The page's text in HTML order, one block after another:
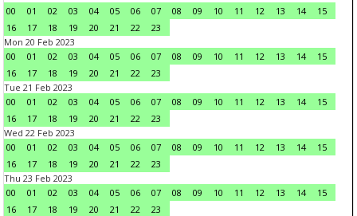
00
01 02 03 04 05 06 07 08 09 10 11 12 13 14
15
16
17 18 19 20 21 22
23
Mon 20 Feb 2023
00
01 02 03 04 05 06 07 08 09 10 11 12 13 14
15
16
17 18 19 20 21 22
23
Tue 21 Feb 2023
00
01 02 03 04 05 06 07 08 09 10 11 12 13 14
15
16
17 18 19 20 21 22
23
Wed 22 Feb 2023
00
01 02 03 04 05 06 07 08 09 10 11 12 13 14
15
16
17 18 19 20 21 22
23
Thu 23 Feb 2023
00
01 02 03 04 05 06 07 08 09 10 11 12 13 14
15
16
17 18 19 20 21 22
23